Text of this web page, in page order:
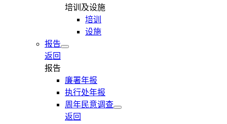
培训及设施
培训
设施
报告
返回
报告
廉署年报
执行处年报
周年民意调查
返回